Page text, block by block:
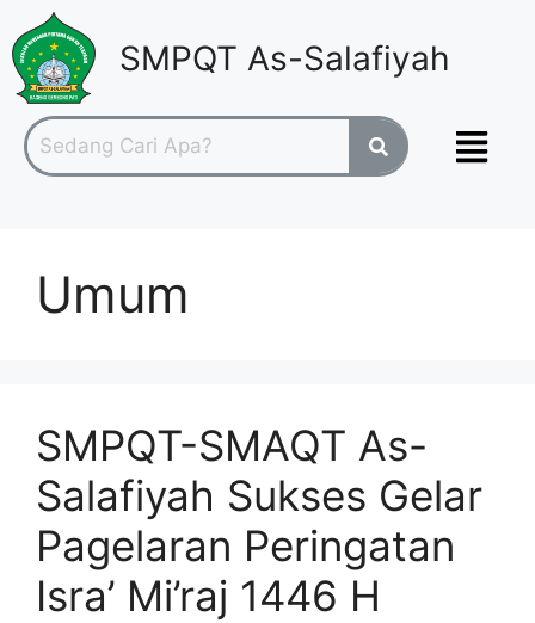
SMPQT As-Salafiyah
Umum
SMPQT-SMAQT As-
Salafiyah Sukses Gelar
Pagelaran Peringatan
Isra’ Mi’raj 1446 H